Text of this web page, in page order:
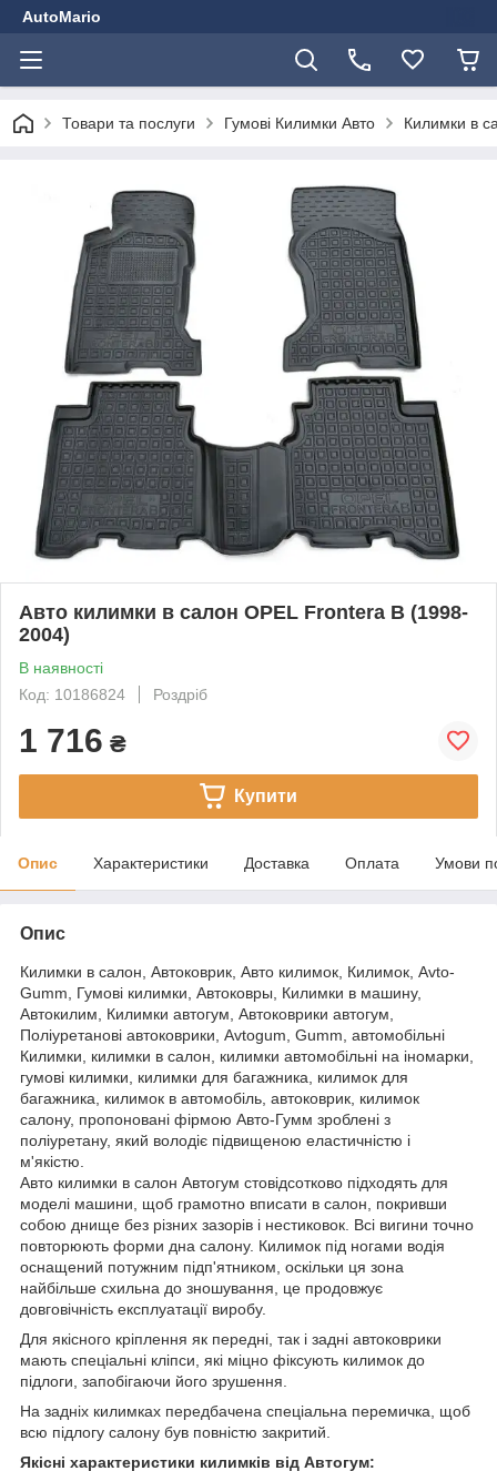
AutoMario
Товари та послуги Гумові Килимки Авто Килимки в
Авто килимки в салон OPEL Frontera B (1998-
2004)
В наявності
Код: 10186824
Роздріб
1 716 ₴
Купити
Опис Характеристики Доставка Оплата Умови
Опис
Килимки в салон, Автоковрик, Авто килимок, Килимок, Avto-
Gumm, Гумові килимки, Автоковры, Килимки в машину,
Автокилим, Килимки автогум, Автоковрики автогум,
Поліуретанові автоковрики, Avtogum, Gumm, автомобільні
Килимки, килимки в салон, килимки автомобільні на іномарки,
гумові килимки, килимки для багажника, килимок для
багажника, килимок в автомобіль, автоковрик, килимок
салону, пропоновані фірмою Авто-Гумм зроблені з
поліуретану, який володіє підвищеною еластичністю і
м'якістю.
Авто килимки в салон Автогум стовідсотково підходять для
моделі машини, щоб грамотно вписати в салон, покривши
собою днище без різних зазорів і нестиковок. Всі вигини точно
повторюють форми дна салону. Килимок під ногами водія
оснащений потужним підп'ятником, оскільки ця зона
найбільше схильна до зношування, це продовжує
довговічність експлуатації виробу.
Для якісного кріплення як передні, так і задні автоковрики
мають спеціальні кліпси, які міцно фіксують килимок до
підлоги, запобігаючи його зрушення.
На задніх килимках передбачена спеціальна перемичка, щоб
всю підлогу салону був повністю закритий.
Якісні характеристики килимків від Автогум: